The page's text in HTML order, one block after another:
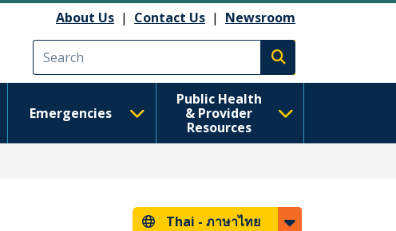
About Us | Contact Us | Newsroom
Execute search
Emergencies
Public Health
& Provider
Resources
Thai - ภาษาไทย